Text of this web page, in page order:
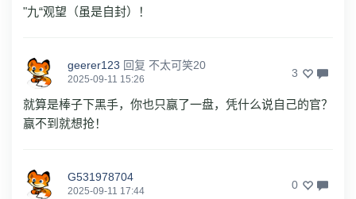
"九“观望（虽是自封）！
geerer123 回复 不太可笑20
2025-09-11 15:26 3
就算是棒子下黑手，你也只赢了一盘，凭什么说自己的官？
赢不到就想抢！
G531978704
2025-09-11 17:44 0